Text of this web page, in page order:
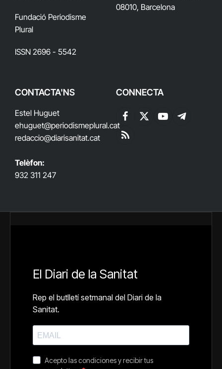
Fundació Periodisme
Plural
ISSN 2696 - 5542
08010, Barcelona
CONTACTA'NS
Estel Huguet
ehuguet@periodismeplural.cat
redaccio@diarisanitat.cat
Telèfon:
932 311 247
CONNECTA
Facebook
X
YouTubeTelegram
RSS